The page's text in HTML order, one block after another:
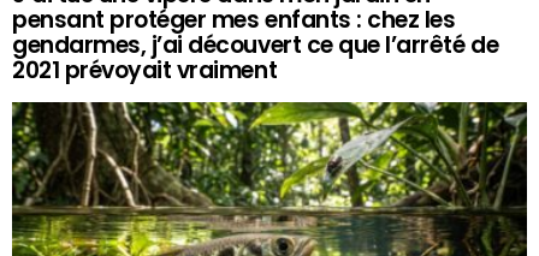
pensant protéger mes enfants : chez les
gendarmes, j’ai découvert ce que l’arrêté de
2021 prévoyait vraiment